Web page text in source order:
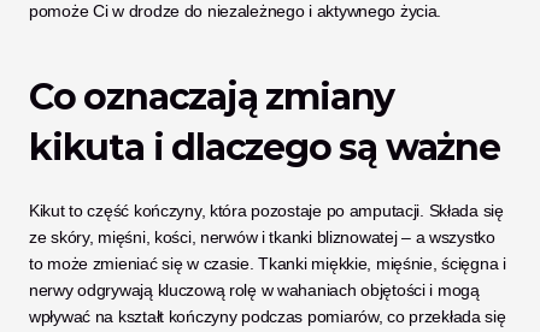
pomoże Ci w drodze do niezależnego i aktywnego życia.
Co oznaczają zmiany
kikuta i dlaczego są ważne
Kikut to część kończyny, która pozostaje po amputacji. Składa się
ze skóry, mięśni, kości, nerwów i tkanki bliznowatej – a wszystko
to może zmieniać się w czasie. Tkanki miękkie, mięśnie, ścięgna i
nerwy odgrywają kluczową rolę w wahaniach objętości i mogą
wpływać na kształt kończyny podczas pomiarów, co przekłada się